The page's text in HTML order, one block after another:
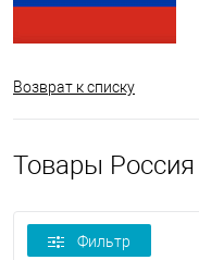
Возврат к списку
Товары Россия
Фильтр